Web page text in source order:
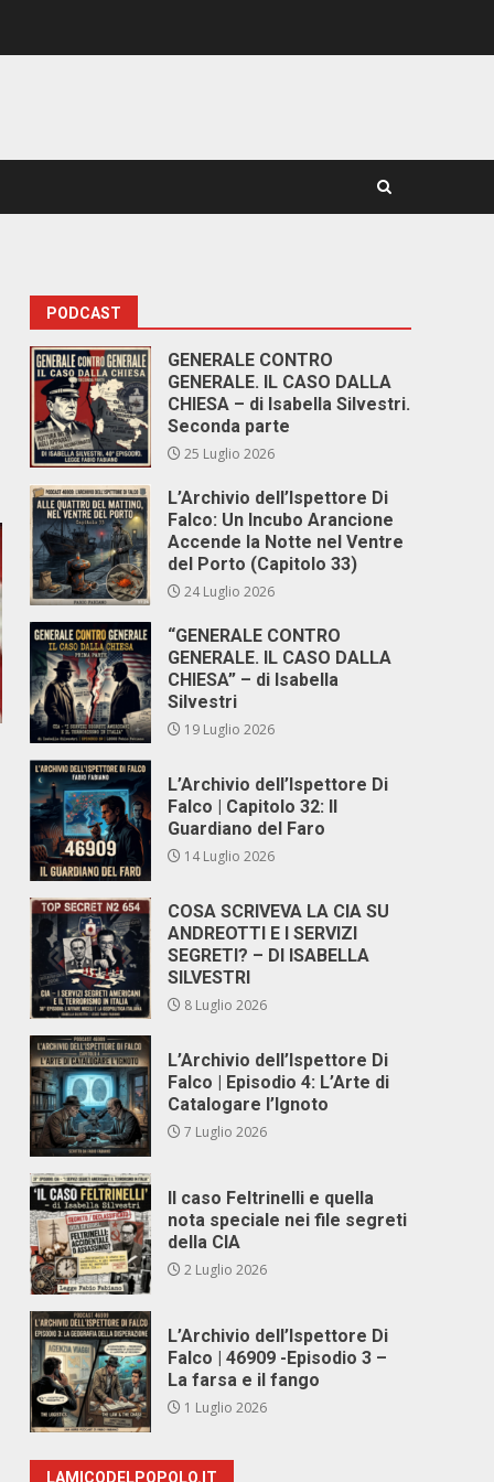
PODCAST
GENERALE CONTRO
GENERALE. IL CASO DALLA
CHIESA – di Isabella Silvestri.
Seconda parte
25 Luglio 2026
L’Archivio dell’Ispettore Di
Falco: Un Incubo Arancione
Accende la Notte nel Ventre
del Porto (Capitolo 33)
24 Luglio 2026
“GENERALE CONTRO
GENERALE. IL CASO DALLA
CHIESA” – di Isabella
Silvestri
19 Luglio 2026
L’Archivio dell’Ispettore Di
Falco | Capitolo 32: Il
Guardiano del Faro
14 Luglio 2026
COSA SCRIVEVA LA CIA SU
ANDREOTTI E I SERVIZI
SEGRETI? – DI ISABELLA
SILVESTRI
8 Luglio 2026
L’Archivio dell’Ispettore Di
Falco | Episodio 4: L’Arte di
Catalogare l’Ignoto
7 Luglio 2026
Il caso Feltrinelli e quella
nota speciale nei file segreti
della CIA
2 Luglio 2026
L’Archivio dell’Ispettore Di
Falco | 46909 -Episodio 3 –
La farsa e il fango
1 Luglio 2026
LAMICODELPOPOLO.IT